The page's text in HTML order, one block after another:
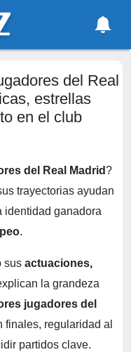
del Real
estrellas
en el club
del Real Madrid?
trayectorias ayudan
identidad ganadora
.
sus actuaciones,
la grandeza
jugadores del
finales, regularidad al
partidos clave.